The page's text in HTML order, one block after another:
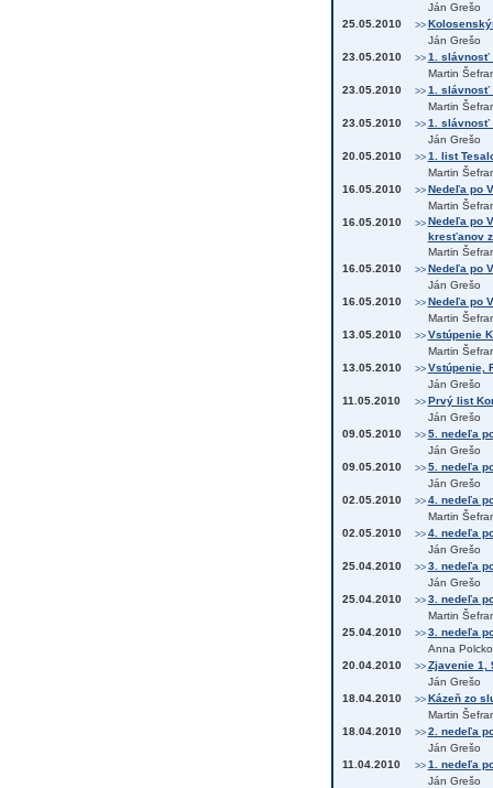
Ján Grešo
25.05.2010
>>
Ján Grešo
23.05.2010
>> 1. slávnosť
Martin
23.05.2010
>> 1. slávnosť
Martin
23.05.2010
>> 1. slávnosť
Ján Grešo
20.05.2010
>> 1. list
Martin
16.05.2010
>> Nedeľa po
Martin
16.05.2010
>> Nedeľa po
kresťanov
Martin
16.05.2010
>> Nedeľa po
Ján Grešo
16.05.2010
>> Nedeľa po
Martin
13.05.2010
>> Vstúpenie
Martin
13.05.2010
>> Vstúpenie,
Ján Grešo
11.05.2010
>> Prvý list
Ján Grešo
09.05.2010
>> 5. nedeľa
Ján Grešo
09.05.2010
>> 5. nedeľa
Ján Grešo
02.05.2010
>> 4. nedeľa
Martin
02.05.2010
>> 4. nedeľa
Ján Grešo
25.04.2010
>> 3. nedeľa
Ján Grešo
25.04.2010
>> 3. nedeľa
Martin
25.04.2010
>> 3. nedeľa
Anna
20.04.2010
>> Zjavenie 1,
Ján Grešo
18.04.2010
>> Kázeň zo
Martin
18.04.2010
>> 2. nedeľa
Ján Grešo
11.04.2010
>> 1. nedeľa
Ján Grešo